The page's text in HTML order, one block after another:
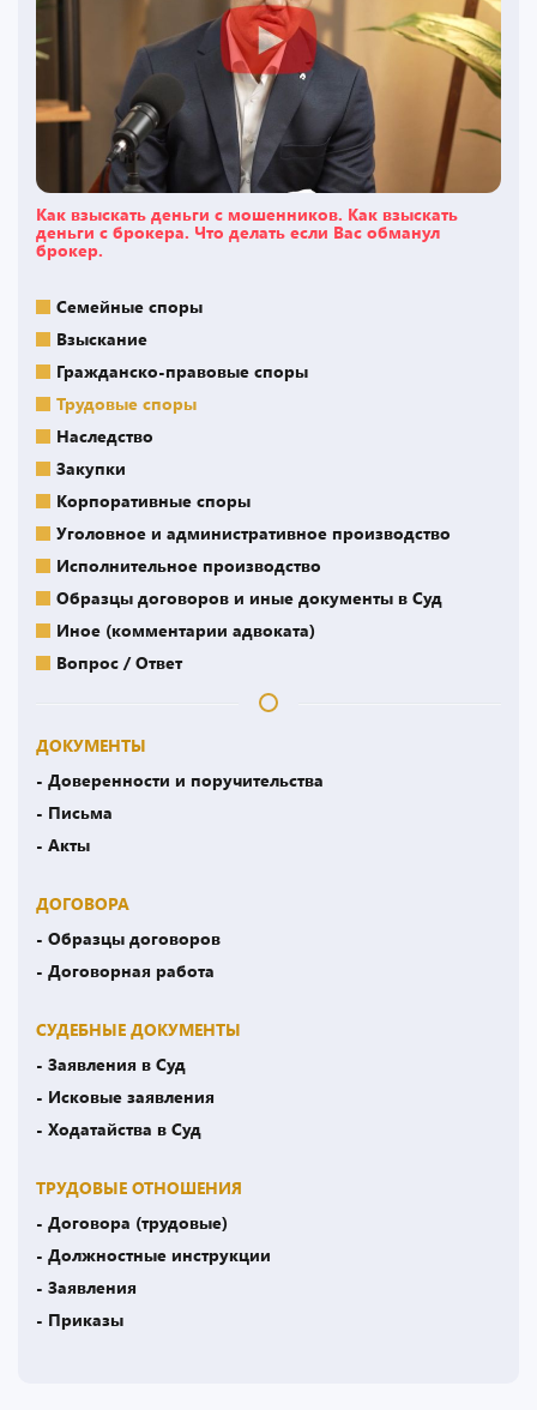
Как взыскать деньги с мошенников. Как взыскать
деньги с брокера. Что делать если Вас обманул
брокер.
Семейные споры
Взыскание
Гражданско-правовые споры
Трудовые споры
Наследство
Закупки
Корпоративные споры
Уголовное и административное производство
Исполнительное производство
Образцы договоров и иные документы в Суд
Иное (комментарии адвоката)
Вопрос / Ответ
ДОКУМЕНТЫ
- Доверенности и поручительства
- Письма
- Акты
ДОГОВОРА
- Образцы договоров
- Договорная работа
СУДЕБНЫЕ ДОКУМЕНТЫ
- Заявления в Суд
- Исковые заявления
- Ходатайства в Суд
ТРУДОВЫЕ ОТНОШЕНИЯ
- Договора (трудовые)
- Должностные инструкции
- Заявления
- Приказы